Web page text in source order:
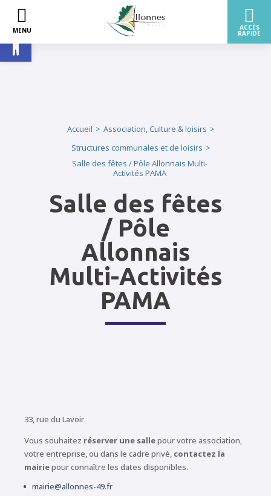
Ouvrir la barre d’outils
Accueil
Association, Culture & loisirs
Structures communales et de loisirs
Salle des fêtes / Pôle Allonnais Multi-
Activités PAMA
Salle des fêtes
/ Pôle
Allonnais
Multi-Activités
PAMA
33, rue du Lavoir
Vous souhaitez réserver une sallepour votre association,
votre entreprise, ou dans le cadre privé, contactez la
mairiepour connaître les dates disponibles.
mairie@allonnes-49.fr